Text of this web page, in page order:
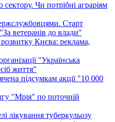
Чи потрібні аграріям
Старт
ветеранів до влади"
Києва: реклама,
"Українська
життя"
підсумкам акції "10 000
"Мрія" по поточній
лікування туберкульозу